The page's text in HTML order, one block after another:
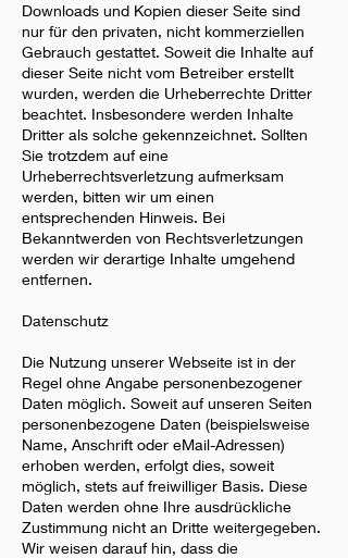
Downloads und Kopien dieser Seite sind
nur für den privaten, nicht kommerziellen
Gebrauch gestattet. Soweit die Inhalte auf
dieser Seite nicht vom Betreiber erstellt
wurden, werden die Urheberrechte Dritter
beachtet. Insbesondere werden Inhalte
Dritter als solche gekennzeichnet. Sollten
Sie trotzdem auf eine
Urheberrechtsverletzung aufmerksam
werden, bitten wir um einen
entsprechenden Hinweis. Bei
Bekanntwerden von Rechtsverletzungen
werden wir derartige Inhalte umgehend
entfernen.
Datenschutz
Die Nutzung unserer Webseite ist in der
Regel ohne Angabe personenbezogener
Daten möglich. Soweit auf unseren Seiten
personenbezogene Daten (beispielsweise
Name, Anschrift oder eMail-Adressen)
erhoben werden, erfolgt dies, soweit
möglich, stets auf freiwilliger Basis. Diese
Daten werden ohne Ihre ausdrückliche
Zustimmung nicht an Dritte weitergegeben.
Wir weisen darauf hin, dass die